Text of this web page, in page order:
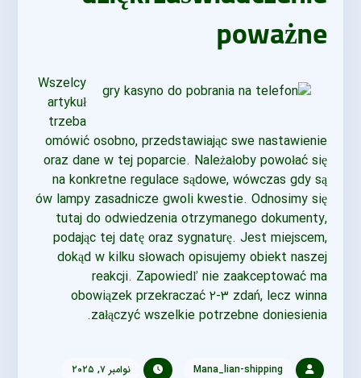
poważne
Wszelcy
artykuł
trzeba
omówić osobno, przedstawiając swe nastawienie
oraz dane w tej poparcie. Należałoby powołać się
na konkretne regulace sądowe, wówczas gdy są
ów lampy zasadnicze gwoli kwestie. Odnosimy się
tutaj do odwiedzenia otrzymanego dokumenty,
podając tej datę oraz sygnaturę. Jest miejscem,
dokąd w kilku słowach opisujemy obiekt naszej
reakcji. Zapowiedľ nie zaakceptować ma
obowiązek przekraczać ۲-۳ zdań, lecz winna
załączyć wszelkie potrzebne doniesienia.
Mana_lian-shipping نوامبر ۷, ۲۰۲۵